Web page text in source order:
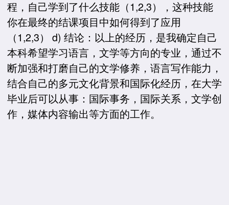
程，自己学到了什么技能（1,2,3），这种技能
你在最终的结课项目中如何得到了应用
（1,2,3） d) 结论：以上的经历，是我确定自己
本科希望学习语言，文学等方向的专业，通过不
断加强和打磨自己的文学修养，语言写作能力，
结合自己的多元文化背景和国际化经历，在大学
毕业后可以从事：国际事务，国际关系，文学创
作，媒体内容输出等方面的工作。